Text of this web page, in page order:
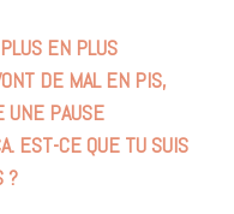
EN PLUS
DE MAL EN PIS,
UNE PAUSE
EST-CE QUE TU SUIS
?